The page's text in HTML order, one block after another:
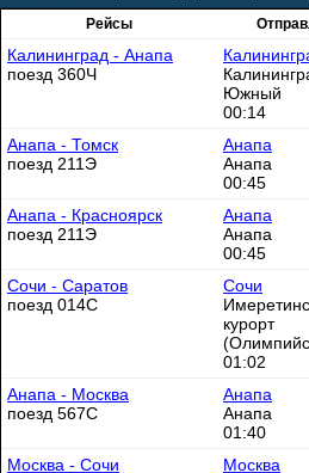
Рейсы
Калининград - Анапа
поезд 360Ч
Южный
00:14
Анапа - Томск
поезд 211Э
Анапа
Анапа
00:45
Анапа - Красноярск
поезд 211Э
Анапа
Анапа
00:45
Сочи - Саратов
поезд 014С
Сочи
курорт
01:02
Анапа - Москва
поезд 567С
Анапа
Анапа
01:40
Москва - Сочи
Москва